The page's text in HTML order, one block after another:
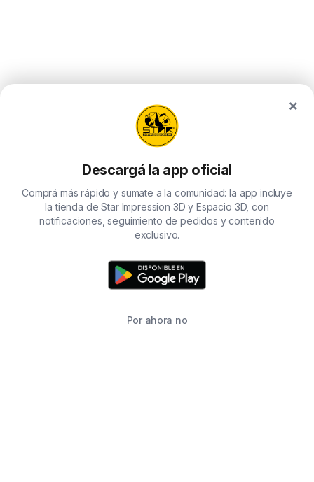
×
Descargá la app oficial
Comprá más rápido y sumate a la comunidad: la app incluye
la tienda de Star Impression 3D y Espacio 3D, con
notificaciones, seguimiento de pedidos y contenido
exclusivo.
Por ahora no